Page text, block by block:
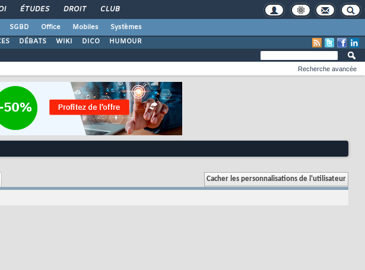
ÉTUDES DROIT CLUB
SGBD Office Mobiles
Systèmes
DÉBATS WIKI DICO HUMOUR
Recherche avancée